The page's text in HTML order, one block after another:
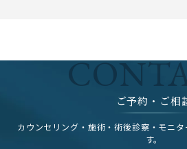
ご予約・ご相
カウンセリング・施術・術後診察・モニ
す。